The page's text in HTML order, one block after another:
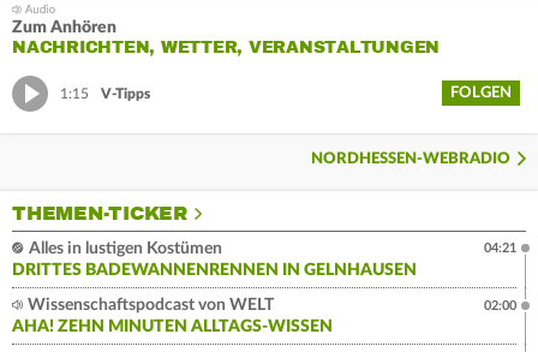
Zum Anhören
NACHRICHTEN, WETTER, VERANSTALTUNGEN
1:15 V-Tipps FOLGEN
NORDHESSEN-WEBRADIO
THEMEN-TICKER
Alles in lustigen Kostümen
DRITTES BADEWANNENRENNEN IN GELNHAUSEN
04:21
Wissenschaftspodcast von WELT
AHA! ZEHN MINUTEN ALLTAGS-WISSEN
02:00